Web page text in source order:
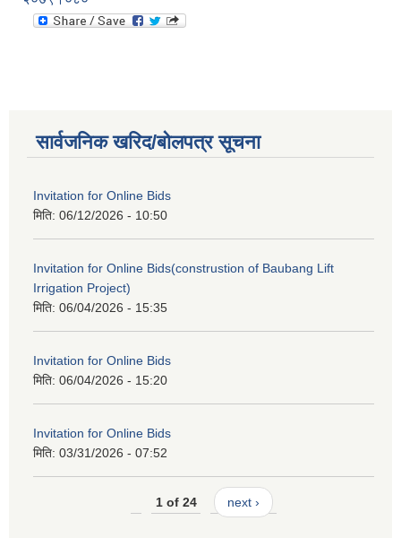
सार्वजनिक खरिद/बोलपत्र सूचना
Invitation for Online Bids
मिति: 06/12/2026 - 10:50
Invitation for Online Bids(construstion of Baubang Lift
Irrigation Project)
मिति: 06/04/2026 - 15:35
Invitation for Online Bids
मिति: 06/04/2026 - 15:20
Invitation for Online Bids
मिति: 03/31/2026 - 07:52
1 of 24 next ›